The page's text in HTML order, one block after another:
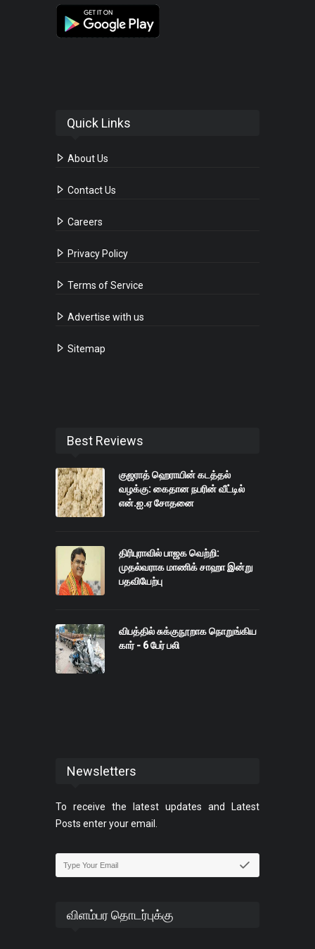
Quick Links
About Us
Contact Us
Careers
Privacy Policy
Terms of Service
Advertise with us
Sitemap
Best Reviews
குஜராத் ஹெராயின் கடத்தல்
வழக்கு: கைதான நபரின் வீட்டில்
என்.ஐ.ஏ சோதனை
திரிபுராவில் பாஜக வெற்றி:
முதல்வராக மாணிக் சாஹா இன்று
பதவியேற்பு
விபத்தில் சுக்குநூறாக நொறுங்கிய
கார் - 6 பேர் பலி
Newsletters
To receive the latest updates and Latest
Posts enter your email.
விளம்பர தொடர்புக்கு